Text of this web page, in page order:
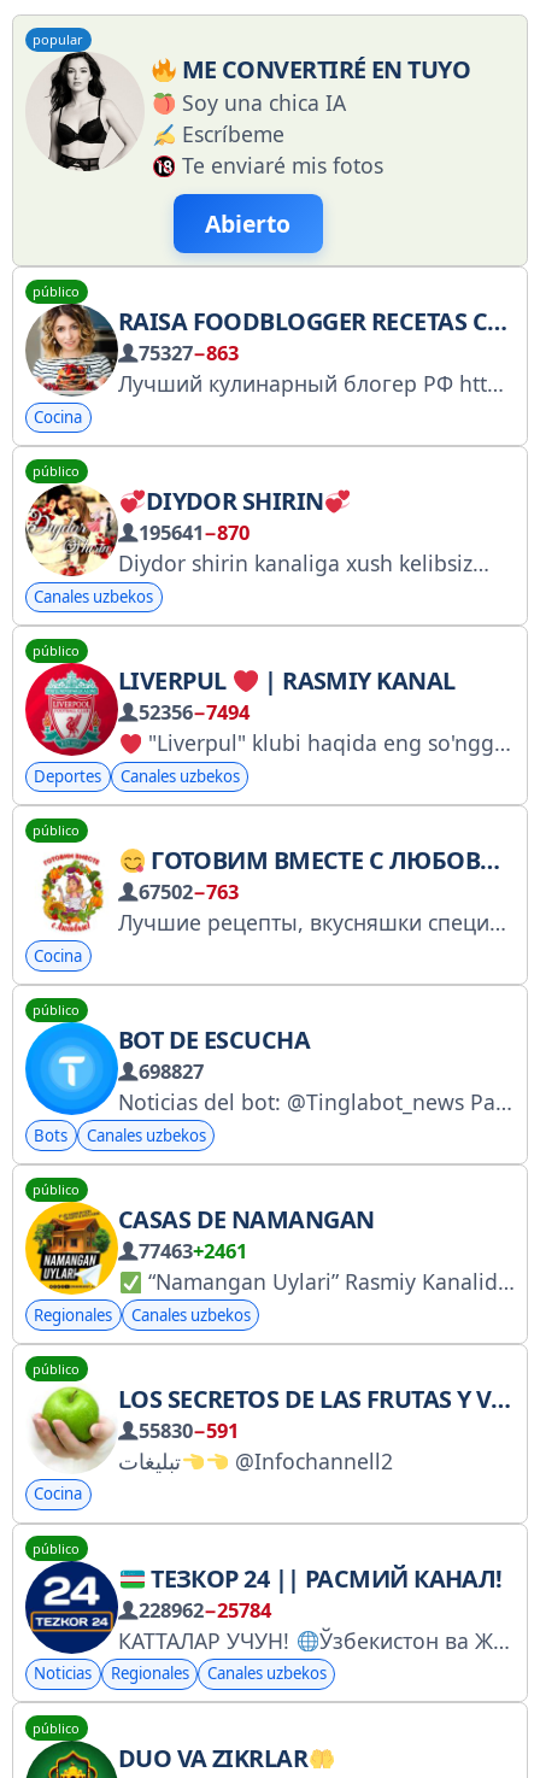
popular
ME CONVERTIRÉ EN TUYO
Soy una chica IA
Escríbeme
Te enviaré mis fotos
Abierto
público
RAISA FOODBLOGGER RECETAS COMIDA
75327−863
Лучший кулинарный блогер РФ https://knd.gov.ru/license?id=678f6eb86b68e25950880371&registryType=bloggersPermission Я в ВК raisa_foodblogger PR менеджер @pr_albina
Cocina
público
DIYDOR SHIRIN
195641−870
Diydor shirin kanaliga xush kelibsiz
Canales uzbekos
público
LIVERPUL | RASMIY KANAL
52356−7494
"Liverpul" klubi haqida eng so'nggi yangiliklarni yoritib boruvchi norasmiy kanal!!! Klub haqidagi yangiliklarni va o‘yinlarni biz bilan kuzating.
Deportes Canales uzbekos
público
ГОТОВИМ ВМЕСТЕ С ЛЮБОВЬЮ/РЕЦЕПТЫ ПРОСТО И ВКУСНО!
67502−763
Лучшие рецепты, вкусняшки специально для вас
Cocina
público
BOT DE ESCUCHA
698827
Noticias del bot: @Tinglabot_news Para solicitudes y sugerencias: @Tinglabot_admin
Bots Canales uzbekos
público
CASAS DE NAMANGAN
77463+2461
“Namangan Uylari” Rasmiy Kanalidasiz
Regionales Canales uzbekos
público
LOS SECRETOS DE LAS FRUTAS Y VERDURAS
55830−591
تبلیغات @Infochannell2
Cocina
público
ТЕЗКОР 24 || РАСМИЙ КАНАЛ!
228962−25784
КАТТАЛАР УЧУН! Ўзбекистон ва Жаҳондаги муҳим воқеалар, энг тезкор хабарлар! Реклама учун
Noticias Regionales Canales uzbekos
público
DUO VA ZIKRLAR